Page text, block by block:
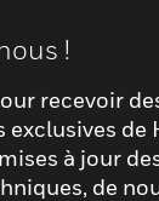
!
recevoir
de
à jour
de